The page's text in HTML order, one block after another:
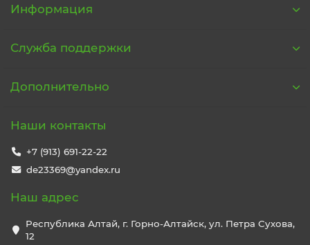
Информация
Служба поддержки
Дополнительно
Наши контакты
+7 (913) 691-22-22
de23369@yandex.ru
Наш адрес
Республика Алтай, г. Горно-Алтайск, ул. Петра Сухова,
12